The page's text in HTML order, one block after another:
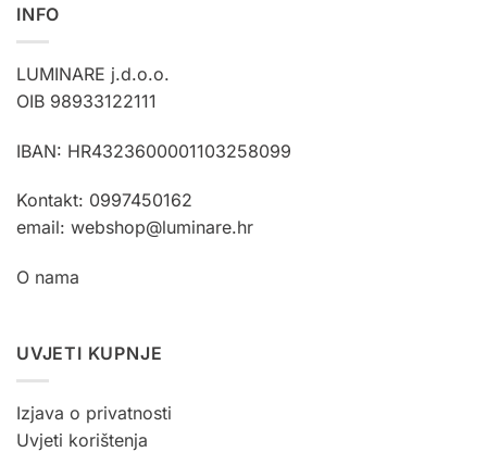
INFO
LUMINARE j.d.o.o.
OIB 98933122111
IBAN: HR4323600001103258099
Kontakt: 0997450162
email: webshop@luminare.hr
O nama
UVJETI KUPNJE
Izjava o privatnosti
Uvjeti korištenja